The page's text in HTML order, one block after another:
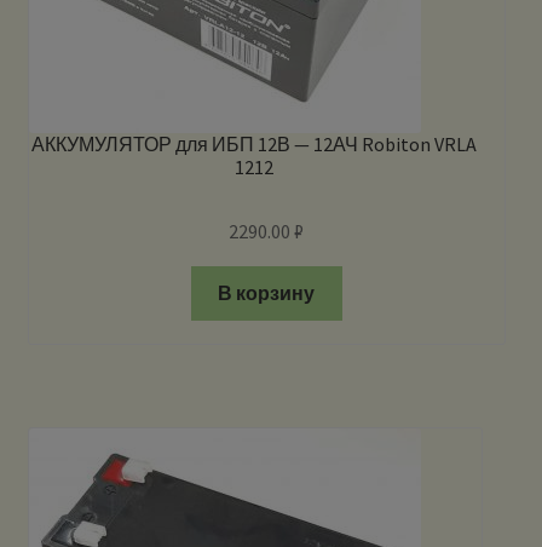
АККУМУЛЯТОР для ИБП 12В — 12АЧ Robiton VRLA
1212
2290.00₽
В корзину